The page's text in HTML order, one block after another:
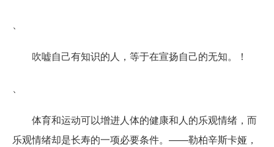
吹嘘自己有知识的人，等于在宣扬自己的无知。！
体育和运动可以增进人体的健康和人的乐观情绪，而
乐观情绪却是长寿的一项必要条件。——勒柏辛斯卡娅，